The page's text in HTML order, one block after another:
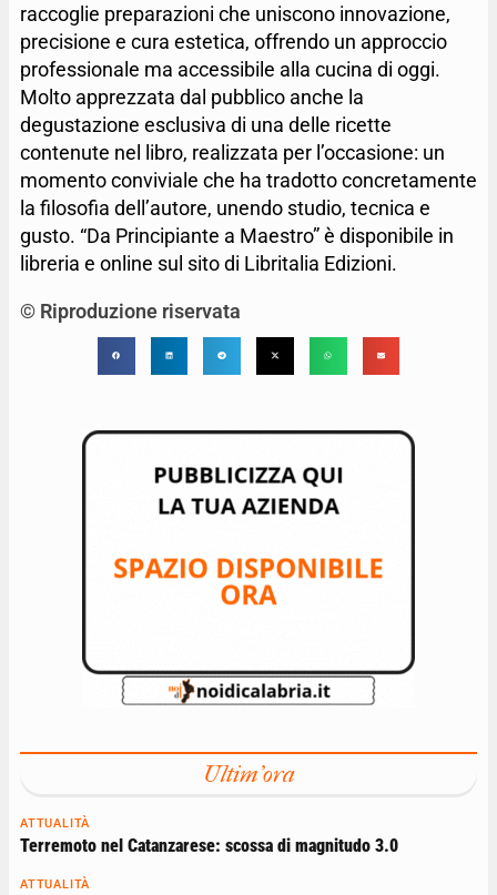
raccoglie preparazioni che uniscono innovazione,
precisione e cura estetica, offrendo un approccio
professionale ma accessibile alla cucina di oggi.
Molto apprezzata dal pubblico anche la
degustazione esclusiva di una delle ricette
contenute nel libro, realizzata per l’occasione: un
momento conviviale che ha tradotto concretamente
la filosofia dell’autore, unendo studio, tecnica e
gusto. “Da Principiante a Maestro” è disponibile in
libreria e online sul sito di Libritalia Edizioni.
© Riproduzione riservata
Ultim'ora
ATTUALITÀ
Terremoto nel Catanzarese: scossa di magnitudo 3.0
ATTUALITÀ